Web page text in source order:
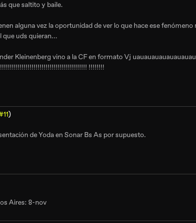
que saltito y baile.
alguna vez la oportunidad de ver lo que hace ese
que uds quieran...
Kleinenberg vino a la CF en formato Vj
!!!!!!!!
)
de Yoda en Sonar Bs As por supuesto.
Aires: 8-nov